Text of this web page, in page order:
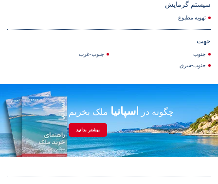
سیستم گرمایش
تهویه مطبوع
جهت
جنوب
جنوب-غرب
جنوب-شرق
چگونه دراسپانیاملک بخریم
بیشتر بدانید